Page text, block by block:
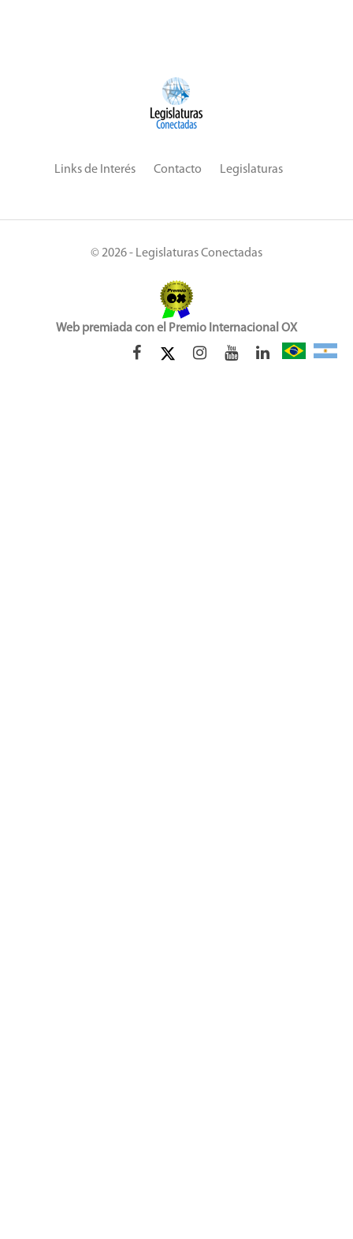
Links de Interés Contacto Legislaturas
© 2026 - Legislaturas Conectadas
Web premiada con el Premio Internacional OX